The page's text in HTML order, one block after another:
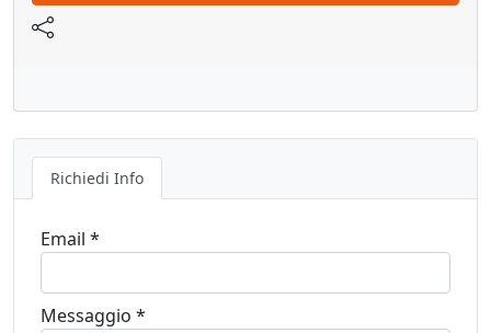
Richiedi Info
Email *
Messaggio *